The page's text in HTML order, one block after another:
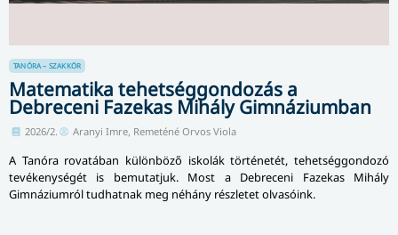
TANÓRA – SZAKKÖR
Matematika tehetséggondozás a
Debreceni Fazekas Mihály Gimnáziumban
2026/2. Aranyi Imre, Remeténé Orvos Viola
A Tanóra rovatában különböző iskolák történetét, tehetséggondozó
tevékenységét is bemutatjuk. Most a Debreceni Fazekas Mihály
Gimnáziumról tudhatnak meg néhány részletet olvasóink.